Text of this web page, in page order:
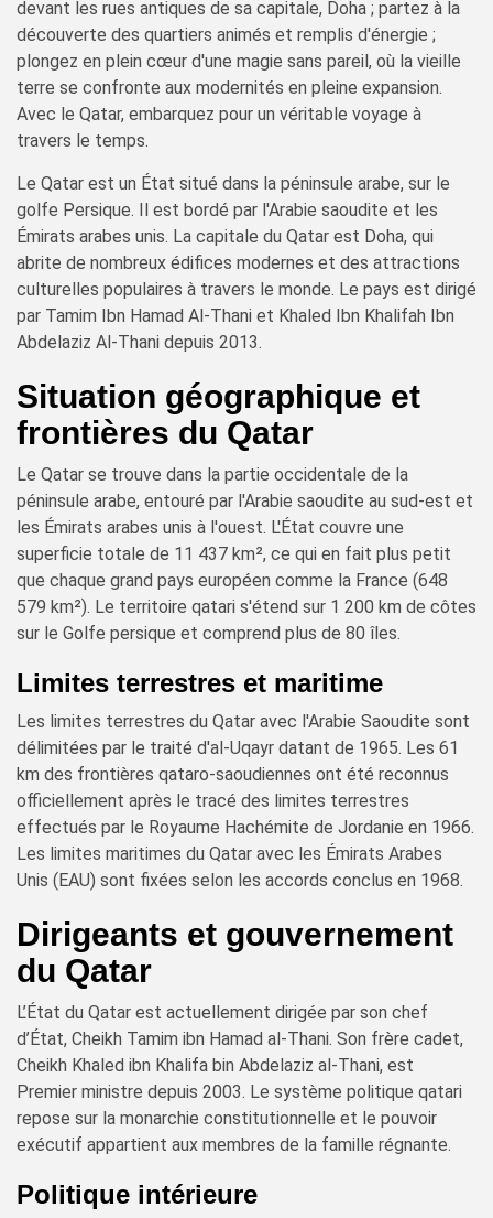
devant les rues antiques de sa capitale, Doha ; partez à la
découverte des quartiers animés et remplis d'énergie ;
plongez en plein cœur d'une magie sans pareil, où la vieille
terre se confronte aux modernités en pleine expansion.
Avec le Qatar, embarquez pour un véritable voyage à
travers le temps.
Le Qatar est un État situé dans la péninsule arabe, sur le
golfe Persique. Il est bordé par l'Arabie saoudite et les
Émirats arabes unis. La capitale du Qatar est Doha, qui
abrite de nombreux édifices modernes et des attractions
culturelles populaires à travers le monde. Le pays est dirigé
par Tamim Ibn Hamad Al-Thani et Khaled Ibn Khalifah Ibn
Abdelaziz Al-Thani depuis 2013.
Situation géographique et
frontières du Qatar
Le Qatar se trouve dans la partie occidentale de la
péninsule arabe, entouré par l'Arabie saoudite au sud-est et
les Émirats arabes unis à l'ouest. L'État couvre une
superficie totale de 11 437 km², ce qui en fait plus petit
que chaque grand pays européen comme la France (648
579 km²). Le territoire qatari s'étend sur 1 200 km de côtes
sur le Golfe persique et comprend plus de 80 îles.
Limites terrestres et maritime
Les limites terrestres du Qatar avec l'Arabie Saoudite sont
délimitées par le traité d'al-Uqayr datant de 1965. Les 61
km des frontières qataro-saoudiennes ont été reconnus
officiellement après le tracé des limites terrestres
effectués par le Royaume Hachémite de Jordanie en 1966.
Les limites maritimes du Qatar avec les Émirats Arabes
Unis (EAU) sont fixées selon les accords conclus en 1968.
Dirigeants et gouvernement
du Qatar
L’État du Qatar est actuellement dirigée par son chef
d’État, Cheikh Tamim ibn Hamad al-Thani. Son frère cadet,
Cheikh Khaled ibn Khalifa bin Abdelaziz al-Thani, est
Premier ministre depuis 2003. Le système politique qatari
repose sur la monarchie constitutionnelle et le pouvoir
exécutif appartient aux membres de la famille régnante.
Politique intérieure